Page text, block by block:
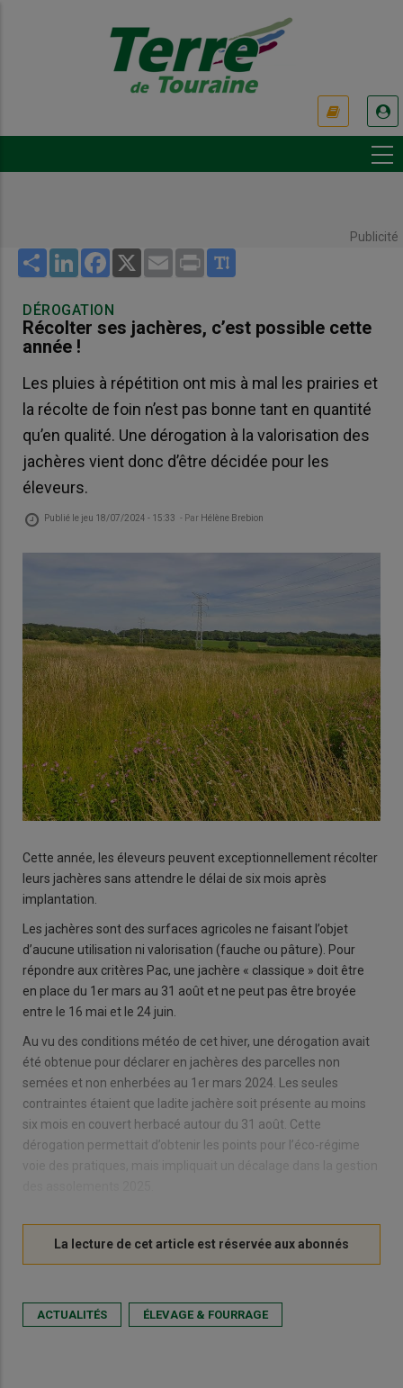
Publicité
Share LinkedInFacebook
X Email Print
DÉROGATION
Récolter ses jachères, c’est possible cette
année !
Les pluies à répétition ont mis à mal les prairies et
la récolte de foin n’est pas bonne tant en quantité
qu’en qualité. Une dérogation à la valorisation des
jachères vient donc d’être décidée pour les
éleveurs.
Publié le jeu 18/07/2024 - 15:33 - Par Hélène Brebion
Cette année, les éleveurs peuvent exceptionnellement récolter
leurs jachères sans attendre le délai de six mois après
implantation.
Les jachères sont des surfaces agricoles ne faisant l’objet
d’aucune utilisation ni valorisation (fauche ou pâture). Pour
répondre aux critères Pac, une jachère « classique » doit être
en place du 1er mars au 31 août et ne peut pas être broyée
entre le 16 mai et le 24 juin.
Au vu des conditions météo de cet hiver, une dérogation avait
été obtenue pour déclarer en jachères des parcelles non
semées et non enherbées au 1er mars 2024. Les seules
contraintes étaient que ladite jachère soit présente au moins
six mois en couvert herbacé autour du 31 août. Cette
dérogation permettait d’obtenir les points pour l’éco-régime
ACTUALITÉS ÉLEVAGE & FOURRAGE